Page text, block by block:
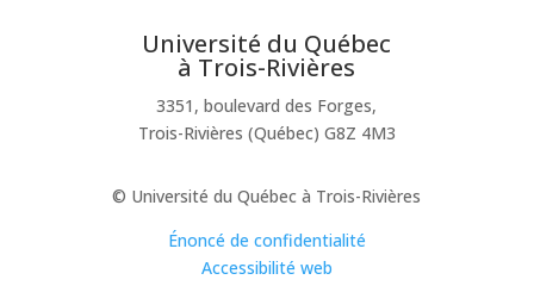
Université du Québec
à Trois-Rivières
3351, boulevard des Forges,
Trois-Rivières (Québec) G8Z 4M3
© Université du Québec à Trois-Rivières
Énoncé de confidentialité
Accessibilité web